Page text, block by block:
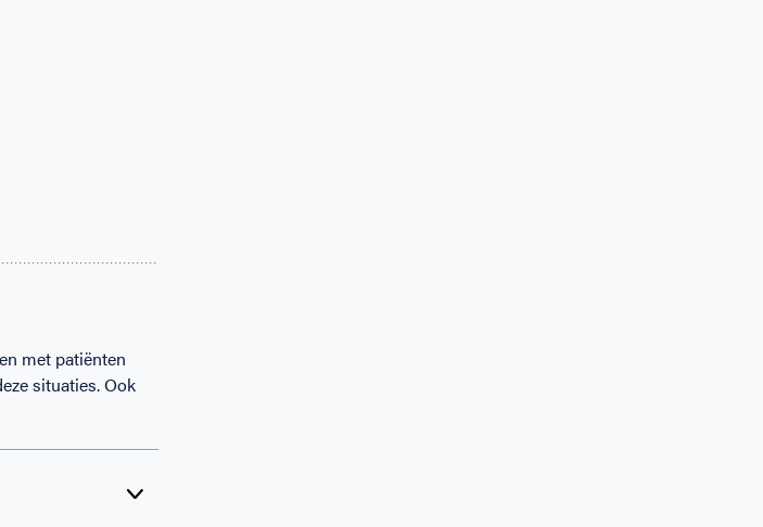
met patiënten
situaties. Ook